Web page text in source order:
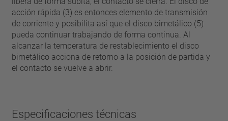
acción rápida (3) es entonces elemento de transmisión
de corriente y posibilita así que el disco bimetálico (5)
pueda continuar trabajando de forma continua. Al
alcanzar la temperatura de restablecimiento el disco
bimetálico acciona de retorno a la posición de partida y
el contacto se vuelve a abrir.
Especificaciones técnicas